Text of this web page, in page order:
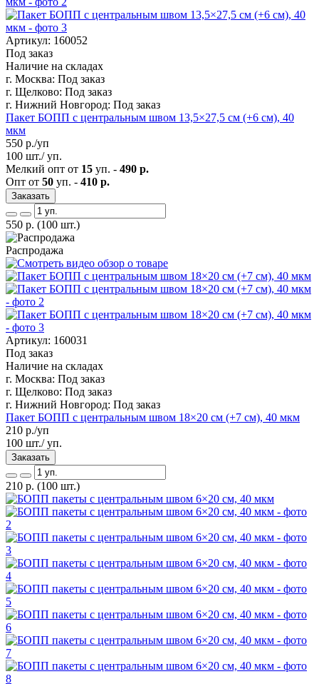
Артикул: 160052
Под заказ
Наличие на складах
г. Москва: Под заказ
г. Щелково: Под заказ
г. Нижний Новгород: Под заказ
Пакет БОПП с центральным швом 13,5×27,5 см (+6 см), 40
мкм
550 р./уп
100 шт./ уп.
Мелкий опт от 15 уп. - 490 р.
Опт от 50 уп. - 410 р.
Заказать
550 р. (100 шт.)
Распродажа
Артикул: 160031
Под заказ
Наличие на складах
г. Москва: Под заказ
г. Щелково: Под заказ
г. Нижний Новгород: Под заказ
Пакет БОПП с центральным швом 18×20 см (+7 см), 40 мкм
210 р./уп
100 шт./ уп.
Заказать
210 р. (100 шт.)